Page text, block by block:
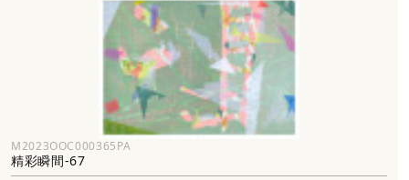
M2023OOC000365PA
精彩瞬間-67